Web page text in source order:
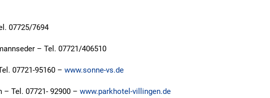
07725/7694
– Tel. 07721/406510
07721-95160 –www.sonne-vs.de
– Tel. 07721- 92900 –www.parkhotel-villingen.de